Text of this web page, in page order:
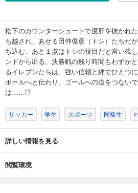
松下のカウンターシュートで度肝を抜かれ
ち越され、あせる田仲俊彦（トシ）たちだ
ち込む。あと１点はトシの役目だと言い残
ンドから出る。決勝戦の残り時間もわずか
るイレブンたちは、強い信頼と絆でひとつ
ボールへと伝わり、ゴールへの道をつない
は……!?
サッカー 学生 スポーツ 同級生
詳しい情報を見る
閲覧環境
あらすじを表示する
シュート！（８）
594
円 (税込)
あらすじを表示する
シュート！（９）